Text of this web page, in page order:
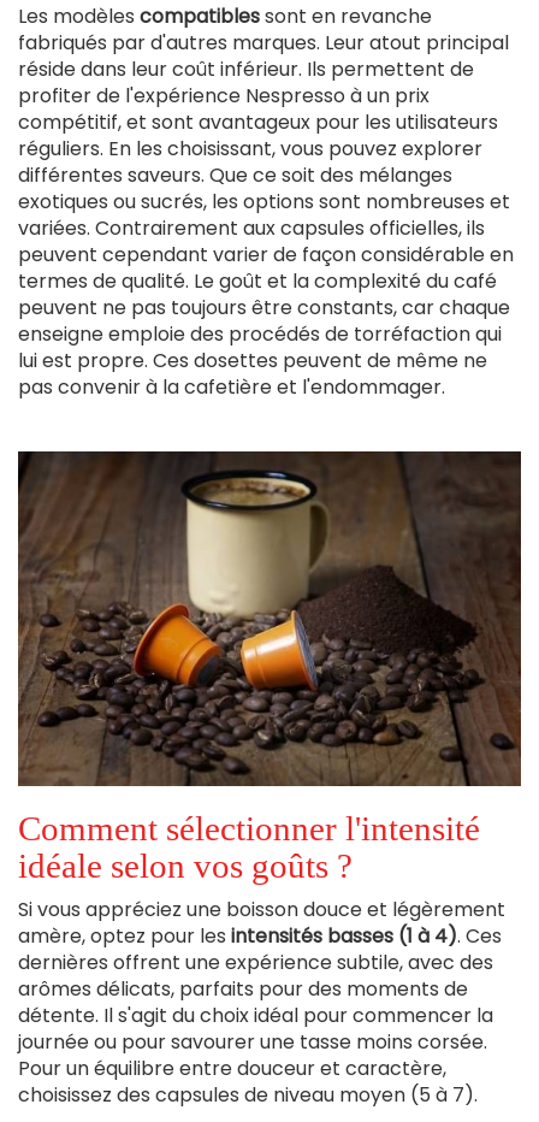
Les modèles compatiblessont en revanche
fabriqués par d'autres marques. Leur atout principal
réside dans leur coût inférieur. Ils permettent de
profiter de l'expérience Nespresso à un prix
compétitif, et sont avantageux pour les utilisateurs
réguliers. En les choisissant, vous pouvez explorer
différentes saveurs. Que ce soit des mélanges
exotiques ou sucrés, les options sont nombreuses et
variées. Contrairement aux capsules officielles, ils
peuvent cependant varier de façon considérable en
termes de qualité. Le goût et la complexité du café
peuvent ne pas toujours être constants, car chaque
enseigne emploie des procédés de torréfaction qui
lui est propre. Ces dosettes peuvent de même ne
pas convenir à la cafetière et l'endommager.
Comment sélectionner l'intensité
idéale selon vos goûts ?
Si vous appréciez une boisson douce et légèrement
amère, optez pour les intensités basses (1 à 4). Ces
dernières offrent une expérience subtile, avec des
arômes délicats, parfaits pour des moments de
détente. Il s'agit du choix idéal pour commencer la
journée ou pour savourer une tasse moins corsée.
Pour un équilibre entre douceur et caractère,
choisissez des capsules de niveau moyen (5 à 7).